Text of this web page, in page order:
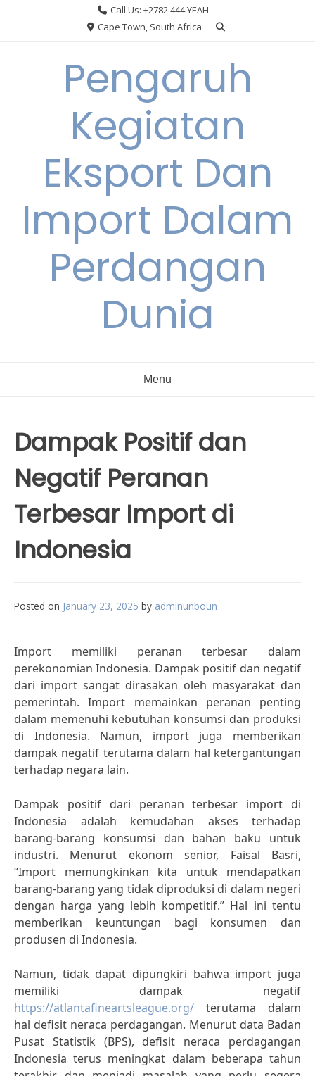
Call Us: +2782 444 YEAH
Cape Town, South Africa
Pengaruh
Kegiatan
Eksport Dan
Import Dalam
Perdangan
Dunia
Menu
Dampak Positif dan
Negatif Peranan
Terbesar Import di
Indonesia
Posted on January 23, 2025 by adminunboun
Import memiliki peranan terbesar dalam
perekonomian Indonesia. Dampak positif dan negatif
dari import sangat dirasakan oleh masyarakat dan
pemerintah. Import memainkan peranan penting
dalam memenuhi kebutuhan konsumsi dan produksi
di Indonesia. Namun, import juga memberikan
dampak negatif terutama dalam hal ketergantungan
terhadap negara lain.
Dampak positif dari peranan terbesar import di
Indonesia adalah kemudahan akses terhadap
barang-barang konsumsi dan bahan baku untuk
industri. Menurut ekonom senior, Faisal Basri,
“Import memungkinkan kita untuk mendapatkan
barang-barang yang tidak diproduksi di dalam negeri
dengan harga yang lebih kompetitif.” Hal ini tentu
memberikan keuntungan bagi konsumen dan
produsen di Indonesia.
Namun, tidak dapat dipungkiri bahwa import juga
memiliki dampak negatif
https://atlantafineartsleague.org/ terutama dalam
hal defisit neraca perdagangan. Menurut data Badan
Pusat Statistik (BPS), defisit neraca perdagangan
Indonesia terus meningkat dalam beberapa tahun